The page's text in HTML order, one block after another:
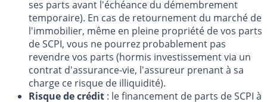
ses parts avant l'échéance du démembrement
temporaire). En cas de retournement du marché de
l'immobilier, même en pleine propriété de vos parts
de SCPI, vous ne pourrez probablement pas
revendre vos parts (hormis investissement via un
contrat d'assurance-vie, l'assureur prenant à sa
charge ce risque de illiquidité).
Risque de crédit : le financement de parts de SCPI à